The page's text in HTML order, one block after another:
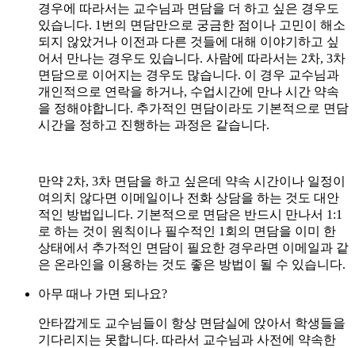
경우에 따라서는 교수님과 면담을 더 하고 싶은 경우도
있습니다. 1번의 면담만으로 궁금한 점이나 고민이 해소
되지 않았거나 이전과 다른 것들에 대해 이야기하고 싶
어서 만나는 경우도 있습니다. 사람에 따라서는 2차, 3차
면담으로 이어지는 경우도 많습니다. 이 경우 교수님과
개인적으로 연락을 하거나, 수업시간에 만나 시간 약속
을 정해야합니다. 추가적인 면담이라도 기본적으로 면담
시간을 정하고 진행하는 과정은 같습니다.
만약 2차, 3차 면담을 하고 싶은데 약속 시간이나 일정이
여의치 않다면 이메일이나 전화 상담을 하는 것도 대안
적인 방법입니다. 기본적으로 면담은 반드시 만나서 1:1
로 하는 것이 원칙이나 필수적인 1회의 면담을 이미 한
상태에서 추가적인 면담이 필요한 경우라면 이메일과 같
은 온라인을 이용하는 것도 좋은 방법이 될 수 있습니다.
아무 때나 가면 되나요?
안타깝게도 교수님들이 항상 면담실에 앉아서 학생들을
기다리지는 못합니다. 따라서 교수님과 사전에 약속한